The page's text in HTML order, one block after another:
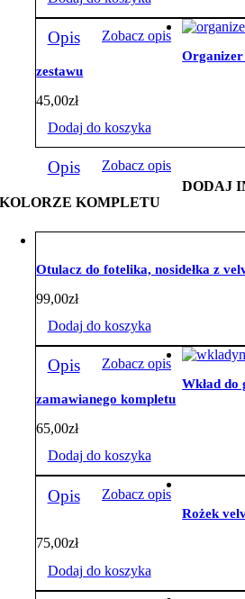
Opis Zobacz opis
Organizer
zestawu
45,00zł
Dodaj do koszyka
Opis Zobacz opis
DODAJ
KOLORZE KOMPLETU
Otulacz do fotelika, nosidełka z
99,00zł
Dodaj do koszyka
Opis Zobacz opis
Wkład do
zamawianego kompletu
65,00zł
Dodaj do koszyka
Opis Zobacz opis
Rożek
75,00zł
Dodaj do koszyka